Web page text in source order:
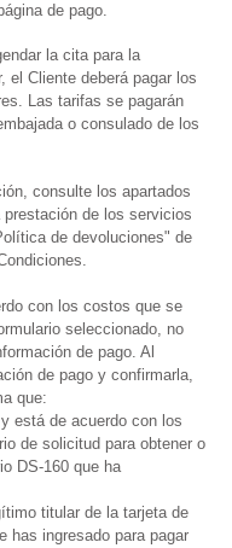
de pago.
la cita para la
el Cliente deberá pagar los
Las tarifas se pagarán
o consulado de los
consulte los apartados
de los servicios
de devoluciones" de
con los costos que se
seleccionado, no
de pago. Al
de pago y confirmarla,
que:
está de acuerdo con los
de solicitud para obtener o
DS-160 que ha
titular de la tarjeta de
has ingresado para pagar